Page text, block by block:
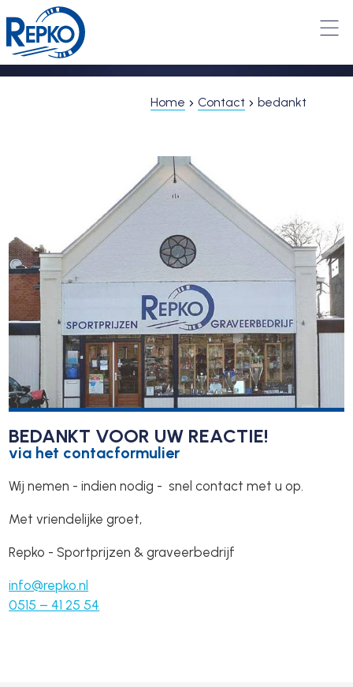
Home Contact bedankt
BEDANKT VOOR UW REACTIE!
via het contacformulier
Wij nemen - indien nodig - snel contact met u op.
Met vriendelijke groet,
Repko - Sportprijzen & graveerbedrijf
info@repko.nl
0515 – 41 25 54